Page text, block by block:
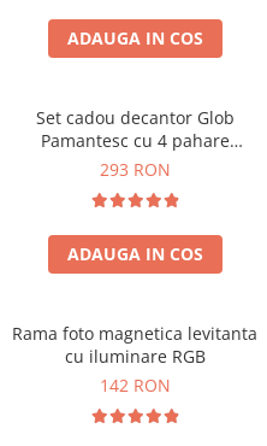
Cadouri Fete
Pentru Copilul din tine
Cadouri de Casa Noua
Cadouri Majorat
Cadouri pentru Nasi
Cadouri pentru Bunici
Cadouri pentru Prieteni
Cel ce are tot
Cadouri Nunta si Cununie civila
Cani si Termosuri
Jocuri si Puzzle
Seturi de caligrafie
Cadouri Sfantul Alexandru
Cadouri Constantin si Elena
Cadouri Sfanta Maria
Cadouri Sfintii Mihail si Gavriil
ADAUGA IN COS
Set cadou decantor Glob
Pamantesc cu 4 pahare
Deluxe
293 RON
ADAUGA IN COS
Rama foto magnetica levitanta
cu iluminare RGB
142 RON